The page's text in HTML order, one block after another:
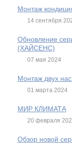
Монтаж
14 сентября
Обновление
(ХАЙСЕНС)
07 мая 2024
Монтаж двух
01 марта 2024
МИР КЛИМАТА
20 февраля
Обзор новой